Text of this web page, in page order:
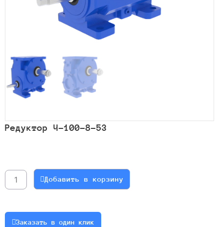
Редуктор Ч-100-8-53
Редуктор
Ч-100-
Добавить в корзину
Заказать в один клик